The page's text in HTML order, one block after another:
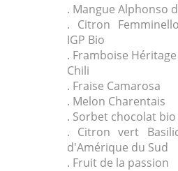
. Mangue Alphonso
. Citron
IGP Bio
. Framboise
Chili
. Fraise Camarosa
. Melon Charentais
. Sorbet chocolat bio
. Citron vert
d'Amérique du Sud
. Fruit de la passion